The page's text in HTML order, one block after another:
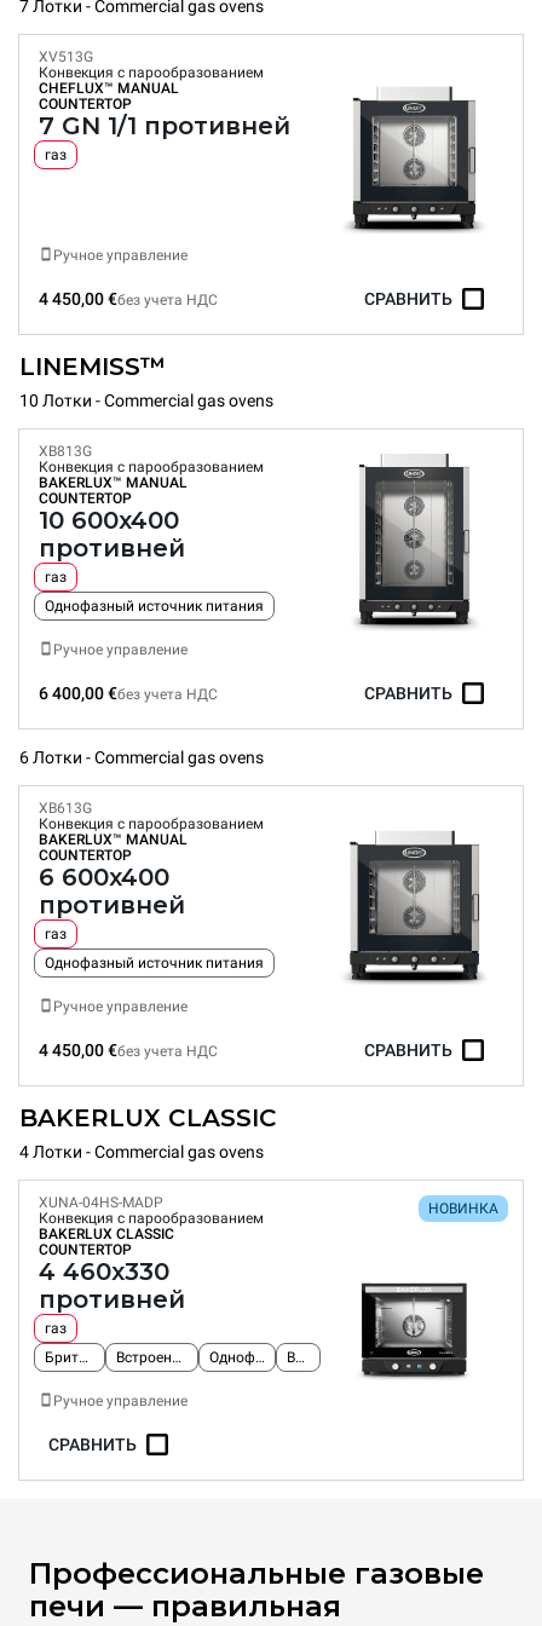
7 Лотки - Commercial gas ovens
XV513G
Конвекция с парообразованием
CHEFLUX™ MANUAL
COUNTERTOP
7 GN 1/1 противней
газ
Ручное управление
4 450,00 €без учета НДС СРАВНИТЬ
LINEMISS™
10 Лотки - Commercial gas ovens
XB813G
Конвекция с парообразованием
BAKERLUX™ MANUAL
COUNTERTOP
10 600x400
противней
газ
Однофазный источник питания
Ручное управление
6 400,00 €без учета НДС СРАВНИТЬ
6 Лотки - Commercial gas ovens
XB613G
Конвекция с парообразованием
BAKERLUX™ MANUAL
COUNTERTOP
6 600x400
противней
газ
Однофазный источник питания
Ручное управление
4 450,00 €без учета НДС СРАВНИТЬ
BAKERLUX CLASSIC
4 Лотки - Commercial gas ovens
НОВИНКА
XUNA-04HS-MADP
Конвекция с парообразованием
BAKERLUX CLASSIC
COUNTERTOP
4 460x330
противней
газ
Британский кабель и вилка
Встроенный насос для генерации влаги. Однофазный источник питания Вилка Type G
Ручное управление
СРАВНИТЬ
Профессиональные газовые
печи — правильная